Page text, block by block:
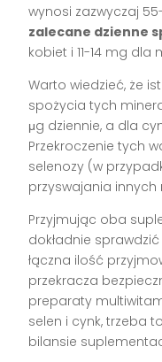
wynosi zazwyczaj
zalecane dzienne
kobiet i 11-14 mg dla
Warto wiedzieć, że
spożycia tych
μg dziennie, a dla
Przekroczenie tych
selenozy (w
przyswajania innych
Przyjmując oba
dokładnie
łączna ilość
przekracza
preparaty
selen i cynk, trzeba
bilansie